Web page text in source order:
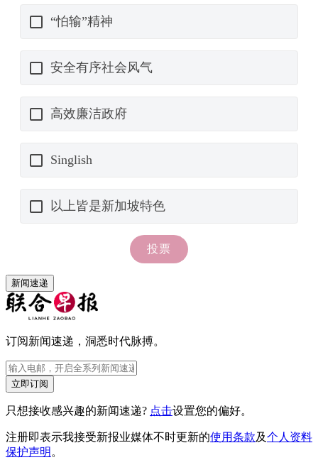
新闻速递
订阅新闻速递，洞悉时代脉搏。
立即订阅
只想接收感兴趣的新闻速递? 点击设置您的偏好。
注册即表示我接受新报业媒体不时更新的使用条款及个人资料
保护声明。